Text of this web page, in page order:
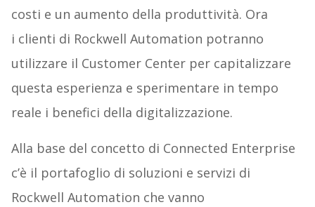
costi e un aumento della produttività. Ora
i clienti di Rockwell Automation potranno
utilizzare il Customer Center per capitalizzare
questa esperienza e sperimentare in tempo
reale i benefici della digitalizzazione.
Alla base del concetto di Connected Enterprise
c’è il portafoglio di soluzioni e servizi di
Rockwell Automation che vanno